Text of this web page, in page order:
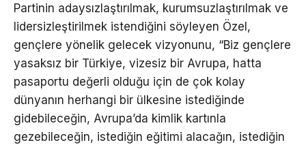
Partinin adaysızlaştırılmak, kurumsuzlaştırılmak ve
lidersizleştirilmek istendiğini söyleyen Özel,
gençlere yönelik gelecek vizyonunu, “Biz gençlere
yasaksız bir Türkiye, vizesiz bir Avrupa, hatta
pasaportu değerli olduğu için de çok kolay
dünyanın herhangi bir ülkesine istediğinde
gidebileceğin, Avrupa’da kimlik kartınla
gezebileceğin, istediğin eğitimi alacağın, istediğin